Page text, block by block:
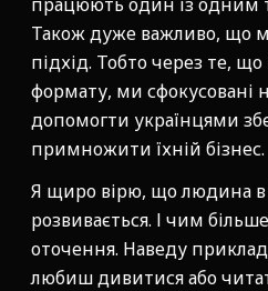
Також дуже важливо, що
підхід. Тобто через те,
формату, ми сфокусовані
допомогти українцями
примножити їхній бізнес.
Я щиро вірю, що людина в
розвивається. І чим
оточення. Наведу приклад
любиш дивитися або